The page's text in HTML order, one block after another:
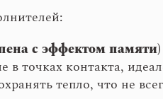
с эффектом памяти)
в точках контакта,
тепло, что не